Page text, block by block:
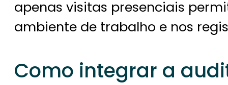
apenas visitas presenciais
ambiente de trabalho e nos
Como integrar a